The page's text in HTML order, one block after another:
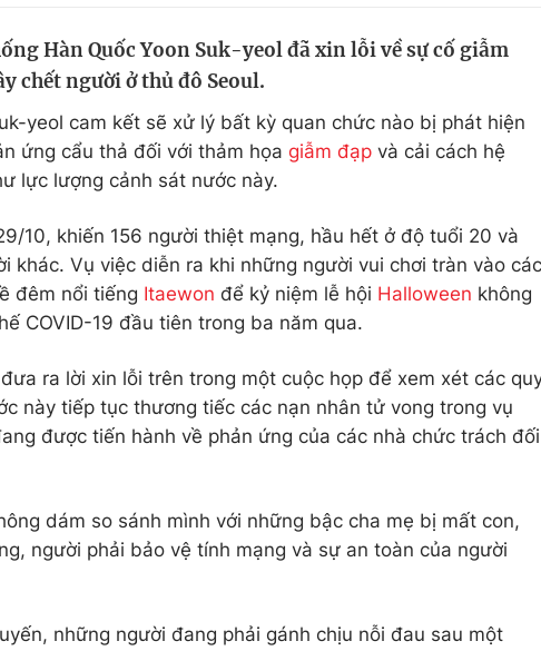
Thị trường
Hàn Quốc Yoon Suk-yeol đã xin lỗi về sự cố giẫm
chết người ở thủ đô Seoul.
yeol cam kết sẽ xử lý bất kỳ quan chức nào bị phát hiện
ứng cẩu thả đối với thảm họa giẫm đạp và cải cách hệ
lực lượng cảnh sát nước này.
10, khiến 156 người thiệt mạng, hầu hết ở độ tuổi 20 và
khác. Vụ việc diễn ra khi những người vui chơi tràn vào các
đêm nổi tiếng Itaewon để kỷ niệm lễ hội Halloween không
COVID-19 đầu tiên trong ba năm qua.
ra lời xin lỗi trên trong một cuộc họp để xem xét các
này tiếp tục thương tiếc các nạn nhân tử vong trong vụ
được tiến hành về phản ứng của các nhà chức trách đối
dám so sánh mình với những bậc cha mẹ bị mất con,
người phải bảo vệ tính mạng và sự an toàn của người
những người đang phải gánh chịu nỗi đau sau một